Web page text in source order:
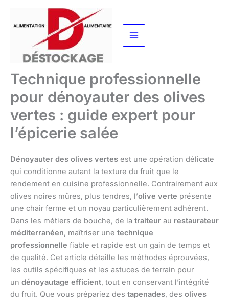
contenu
Technique professionnelle
pour dénoyauter des olives
vertes : guide expert pour
l’épicerie salée
Dénoyauter des olives vertes est une opération délicate
qui conditionne autant la texture du fruit que le
rendement en cuisine professionnelle. Contrairement aux
olives noires mûres, plus tendres, l’olive verte présente
une chair ferme et un noyau particulièrement adhérent.
Dans les métiers de bouche, de la traiteur au restaurateur
méditerranéen, maîtriser une technique
professionnelle fiable et rapide est un gain de temps et
de qualité. Cet article détaille les méthodes éprouvées,
les outils spécifiques et les astuces de terrain pour
un dénoyautage efficient, tout en conservant l’intégrité
du fruit. Que vous prépariez des tapenades, des olives